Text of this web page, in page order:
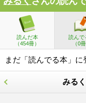
読んだ本
（454冊）
読んで
（0冊
まだ「読んでる本」に
みる